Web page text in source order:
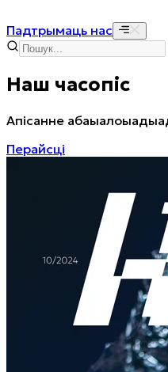
Падтрымаць нас
Наш часопіс
Апісанне
Перайсці